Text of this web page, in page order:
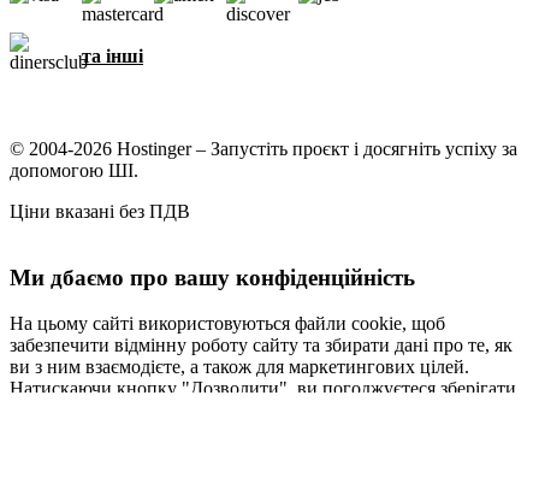
та інші
© 2004-2026 Hostinger – Запустіть проєкт і досягніть успіху за
допомогою ШІ.
Ціни вказані без ПДВ
Ми дбаємо про вашу конфіденційність
На цьому сайті використовуються файли cookie, щоб
забезпечити відмінну роботу сайту та збирати дані про те, як
ви з ним взаємодієте, а також для маркетингових цілей.
Натискаючи кнопку "Дозволити", ви погоджуєтеся зберігати